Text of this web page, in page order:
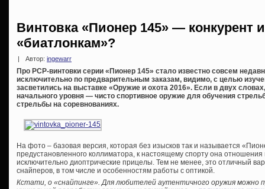
Винтовка «Пионер 145» — конкурент
«биатлонкам»?
| Автор: ingewarr
Про PCP-винтовки серии «Пионер 145» стало известно совсем
исключительно по предварительным заказам, видимо, с целью
засветились на выставке «Оружие и охота 2016». Если в двух
начального уровня — чисто спортивное оружие для обучения
стрельбы на соревнованиях.
На фото – базовая версия, которая без изысков так и называется
предустановленного коллиматора, к настоящему спорту она
исключительно диоптрические прицелы. Тем не менее, это отличный
снайперов, в том числе и особенностям работы с оптикой.
Кстати, о «снайпинге». Для любителей аутентичного оружия можно